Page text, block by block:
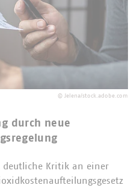
© Jelena/stock.adobe.com
durch neue
deutliche Kritik an einer